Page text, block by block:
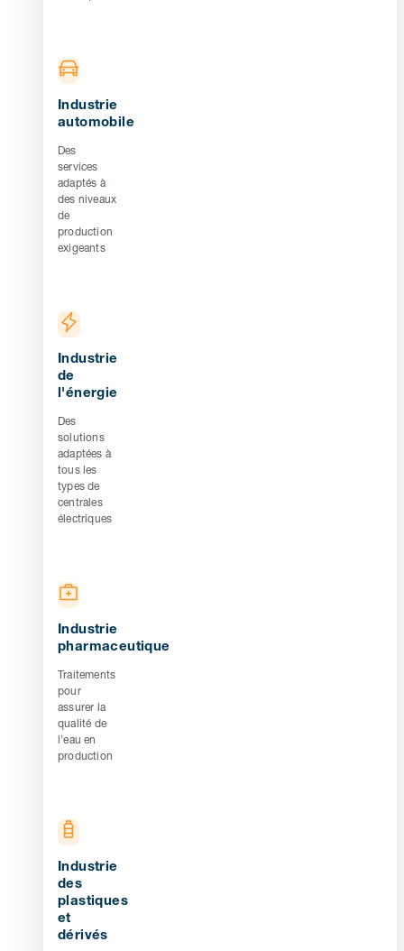
Industrie
automobile
Des
services
adaptés à
des niveaux
de
production
exigeants
Industrie
de
l'énergie
Des
solutions
adaptées à
tous les
types de
centrales
électriques
Industrie
pharmaceutique
Traitements
pour
assurer la
qualité de
l'eau en
production
Industrie
des
plastiques
et
dérivés